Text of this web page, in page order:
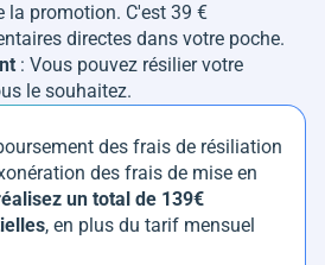
promotion. C'est 39 €
directes dans votre poche.
: Vous pouvez résilier votre
le souhaitez.
des frais de résiliation
des frais de mise en
un total de 139€
, en plus du tarif mensuel